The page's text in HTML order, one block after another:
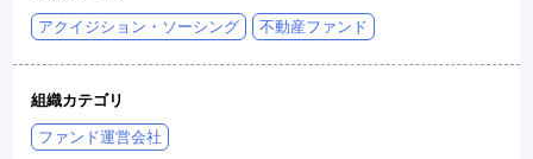
アクイジション・ソーシング 不動産ファンド
組織カテゴリ
ファンド運営会社